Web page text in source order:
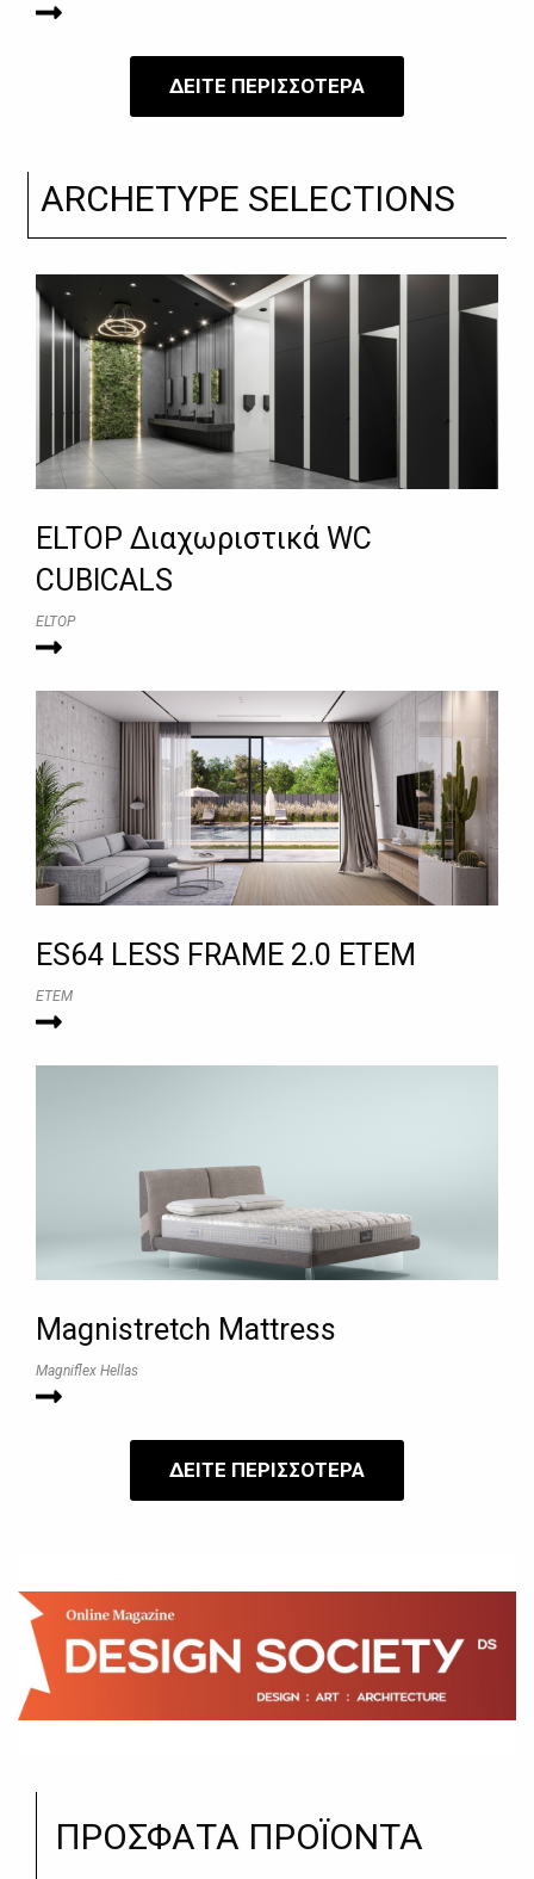
ΔΕΙΤΕ ΠΕΡΙΣΣΟΤΕΡΑ
ARCHETYPE SELECTIONS
ELTOP Διαχωριστικά WC
CUBICALS
ELTOP
ES64 LESS FRAME 2.0 ΕΤΕΜ
ETEM
Magnistretch Mattress
Magniflex Hellas
ΔΕΙΤΕ ΠΕΡΙΣΣΟΤΕΡΑ
ΠΡΟΣΦΑΤΑ ΠΡΟΪΟΝΤΑ